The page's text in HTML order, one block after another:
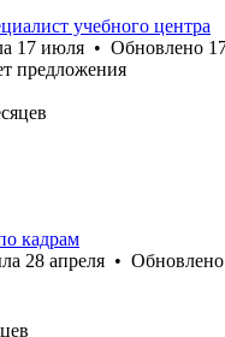
учебного центра
17 июля • Обновлено
предложения
кадрам
28 апреля • Обновлено